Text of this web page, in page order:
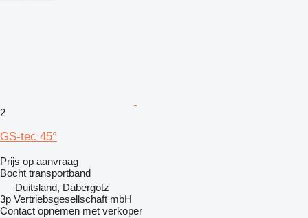
2
GS-tec 45°
Prijs op aanvraag
Bocht transportband
Duitsland, Dabergotz
3p Vertriebsgesellschaft mbH
Contact opnemen met verkoper